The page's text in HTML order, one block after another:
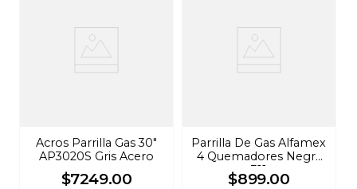
Acros Parrilla Gas 30"
AP3020S Gris Acero
$7249.00
Parrilla De Gas Alfamex
4 Quemadores Negra
311
$899.00